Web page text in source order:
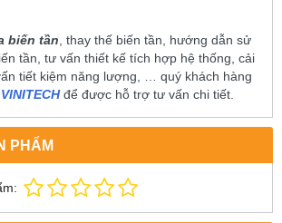
biến tần, thay thế biến tần, hướng dẫn sử
tần, tư vấn thiết kế tích hợp hệ thống, cải
tiết kiệm năng lượng, … quý khách hàng
VINITECHđể được hỗ trợ tư vấn chi tiết.
PHẨM